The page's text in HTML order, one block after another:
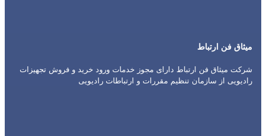
میثاق فن ارتباط
شرکت میثاق فن ارتباط دارای مجوز خدمات ورود خرید و فروش تجهیزات
رادیویی از سازمان تنظیم مقررات و ارتباطات رادیویی